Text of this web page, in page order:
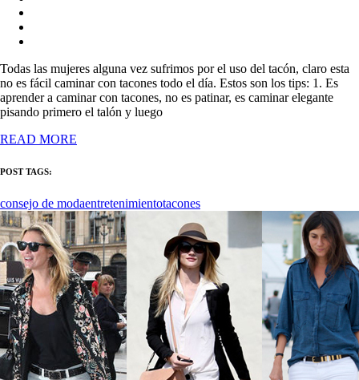
Todas las mujeres alguna vez sufrimos por el uso del tacón, claro esta
no es fácil caminar con tacones todo el día. Estos son los tips: 1. Es
aprender a caminar con tacones, no es patinar, es caminar elegante
pisando primero el talón y luego
READ MORE
POST TAGS:
consejo de modaentretenimientotacones